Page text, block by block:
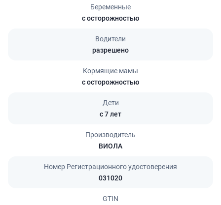
Беременные
с осторожностью
Водители
разрешено
Кормящие мамы
с осторожностью
Дети
с 7 лет
Производитель
ВИОЛА
Номер Регистрационного удостоверения
031020
GTIN